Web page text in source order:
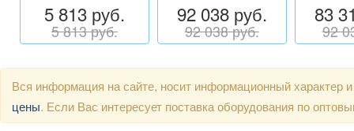
5 813 руб.
5 813 руб.
92 038 руб.
92 038 руб.
83
92
Вся информация на сайте, носит информационный
цены. Если Вас интересует поставка оборудования по